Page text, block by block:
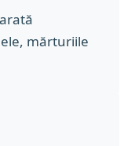
mărturiile